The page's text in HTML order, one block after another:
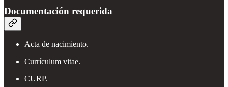
Documentación requerida
Acta de nacimiento.
Currículum vitae.
CURP.